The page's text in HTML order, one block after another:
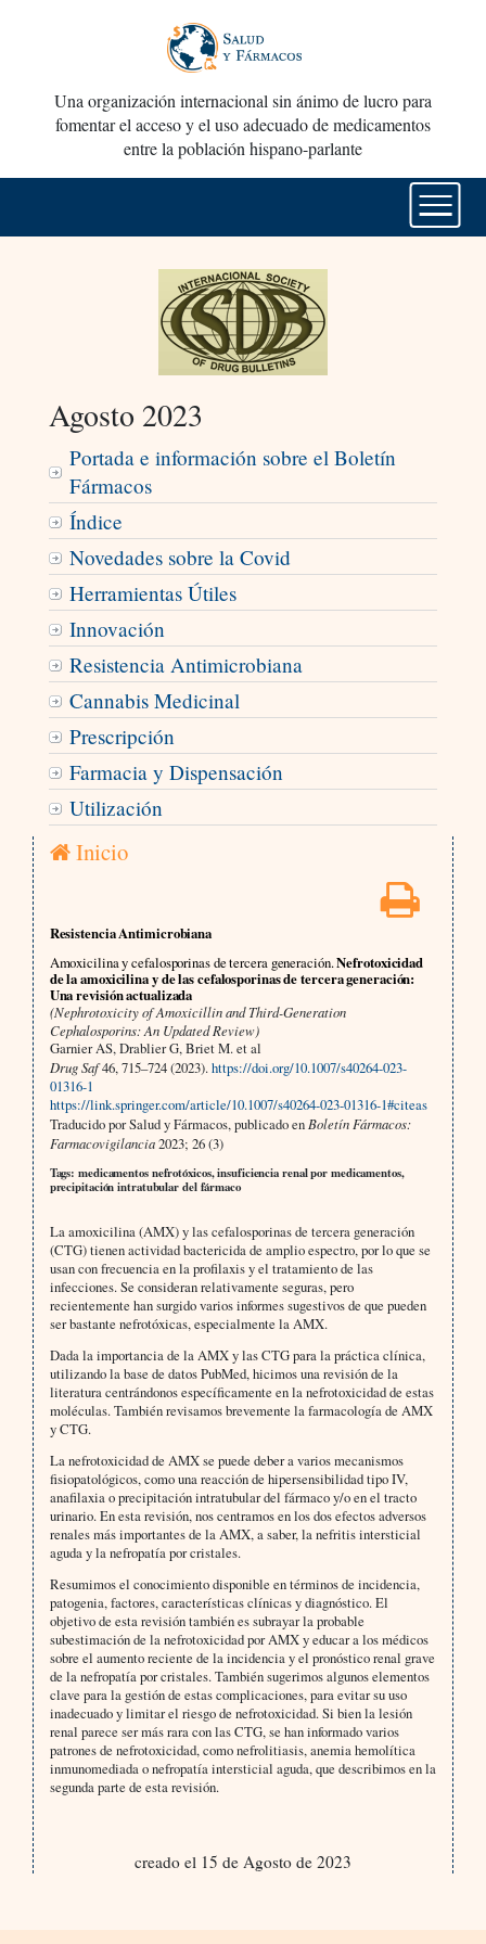
Una organización internacional sin ánimo de lucro para
fomentar el acceso y el uso adecuado de medicamentos
entre la población hispano-parlante
Agosto 2023
Portada e información sobre el Boletín
Fármacos
Índice
Novedades sobre la Covid
Herramientas Útiles
Innovación
Resistencia Antimicrobiana
Cannabis Medicinal
Prescripción
Farmacia y Dispensación
Utilización
Inicio
Resistencia Antimicrobiana
Amoxicilina y cefalosporinas de tercera generación.Nefrotoxicidad
de la amoxicilina y de las cefalosporinas de tercera generación:
Una revisión actualizada
(Nephrotoxicity of Amoxicillin and Third-Generation
Cephalosporins: An Updated Review)
Garnier AS, Drablier G, Briet M. et al
Drug Saf46, 715–724 (2023).https://doi.org/10.1007/s40264-023-
01316-1
https://link.springer.com/article/10.1007/s40264-023-01316-1#citeas
Traducido por Salud y Fármacos, publicado en Boletín Fármacos:
Farmacovigilancia2023; 26 (3)
Tags: medicamentos nefrotóxicos, insuficiencia renal por medicamentos,
precipitación intratubular del fármaco
La amoxicilina (AMX) y las cefalosporinas de tercera generación
(CTG) tienen actividad bactericida de amplio espectro, por lo que se
usan con frecuencia en la profilaxis y el tratamiento de las
infecciones. Se consideran relativamente seguras, pero
recientemente han surgido varios informes sugestivos de que pueden
ser bastante nefrotóxicas, especialmente la AMX.
Dada la importancia de la AMX y las CTG para la práctica clínica,
utilizando la base de datos PubMed, hicimos una revisión de la
literatura centrándonos específicamente en la nefrotoxicidad de estas
moléculas. También revisamos brevemente la farmacología de AMX
y CTG.
La nefrotoxicidad de AMX se puede deber a varios mecanismos
fisiopatológicos, como una reacción de hipersensibilidad tipo IV,
anafilaxia o precipitación intratubular del fármaco y/o en el tracto
urinario. En esta revisión, nos centramos en los dos efectos adversos
renales más importantes de la AMX, a saber, la nefritis intersticial
aguda y la nefropatía por cristales.
Resumimos el conocimiento disponible en términos de incidencia,
patogenia, factores, características clínicas y diagnóstico. El
objetivo de esta revisión también es subrayar la probable
subestimación de la nefrotoxicidad por AMX y educar a los médicos
sobre el aumento reciente de la incidencia y el pronóstico renal grave
de la nefropatía por cristales. También sugerimos algunos elementos
clave para la gestión de estas complicaciones, para evitar su uso
inadecuado y limitar el riesgo de nefrotoxicidad. Si bien la lesión
renal parece ser más rara con las CTG, se han informado varios
patrones de nefrotoxicidad, como nefrolitiasis, anemia hemolítica
inmunomediada o nefropatía intersticial aguda, que describimos en la
segunda parte de esta revisión.
creado el 15 de Agosto de 2023